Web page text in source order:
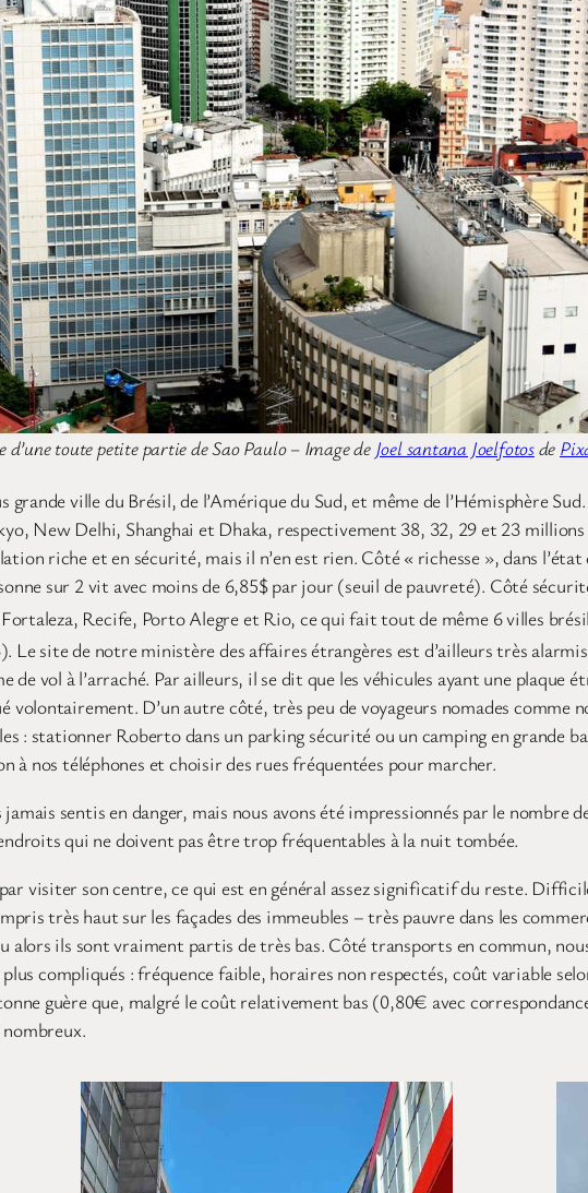
d’une toute petite partie de Sao Paulo – Image de Joel santana Joelfotosde
ville du Brésil, de l’Amérique du Sud, et même de l’Hémisphère
New Delhi, Shanghai et Dhaka, respectivement 38, 32, 29 et 23
riche et en sécurité, mais il n’en est rien. Côté « richesse », dans
sur 2 vit avec moins de 6,85$ par jour (seuil de pauvreté). Côté
Recife, Porto Alegre et Rio, ce qui fait tout de même 6 villes
Le site de notre ministère des affaires étrangères est d’ailleurs très
de vol à l’arraché. Par ailleurs, il se dit que les véhicules ayant une
D’un autre côté, très peu de voyageurs nomades comme
: stationner Roberto dans un parking sécurité ou un camping en grande
nos téléphones et choisir des rues fréquentées pour marcher.
sentis en danger, mais nous avons été impressionnés par le
qui ne doivent pas être trop fréquentables à la nuit tombée.
visiter son centre, ce qui est en général assez significatif du reste.
très haut sur les façades des immeubles – très pauvre dans les
ils sont vraiment partis de très bas. Côté transports en commun,
compliqués : fréquence faible, horaires non respectés, coût variable
guère que, malgré le coût relativement bas (0,80€ avec